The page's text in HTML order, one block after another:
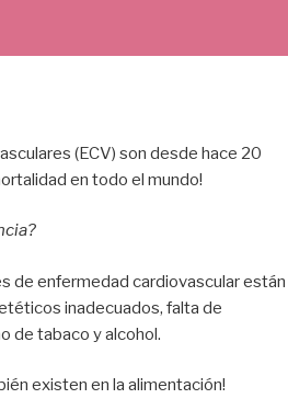
(ECV) son desde hace 20
en todo el mundo!
de enfermedad cardiovascular están
inadecuados, falta de
de tabaco y alcohol.
existen en la alimentación!